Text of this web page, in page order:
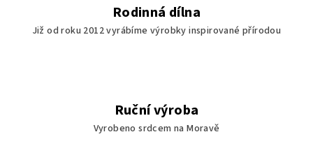
Rodinná dílna
Již od roku 2012 vyrábíme výrobky inspirované přírodou
Ruční výroba
Vyrobeno srdcem na Moravě